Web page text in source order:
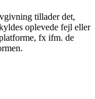
tillader det,
oplevede fejl eller
fx ifm. de